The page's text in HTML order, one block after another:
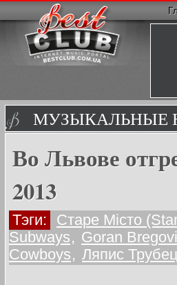
МУЗЫКАЛЬНЫЕ
Во Львове
2013
Тэги: Старе Місто
Subways, Goran
Cowboys, Ляпис